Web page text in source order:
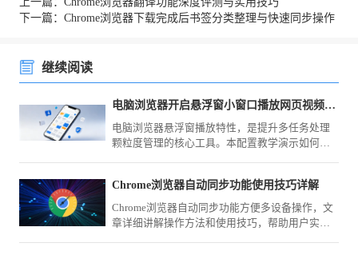
下一篇：Chrome浏览器下载完成后书签分类整理与快速同步操作
继续阅读
电脑浏览器开启悬浮窗小窗口播放网页视频可以做到边看边工作
电脑浏览器悬浮窗播放特性，是提升多任务处理
颗粒度管理的核心工具。本配置教学演示如何一
Chrome浏览器自动同步功能使用技巧详解
Chrome浏览器自动同步功能方便多设备操作，文
章详细讲解操作方法和使用技巧，帮助用户实现